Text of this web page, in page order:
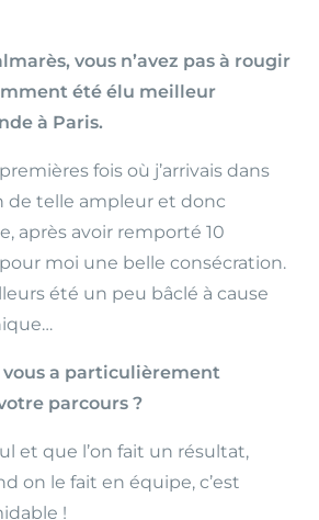
vous n’avez pas à rougir
été élu meilleur
à Paris.
fois où j’arrivais dans
telle ampleur et donc
après avoir remporté 10
moi une belle consécration.
été un peu bâclé à cause
a particulièrement
parcours ?
et que l’on fait un résultat,
on le fait en équipe, c’est
!